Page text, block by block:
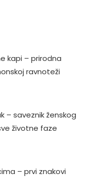
kapi – prirodna
ravnoteži
– saveznik ženskog
životne faze
– prvi znakovi